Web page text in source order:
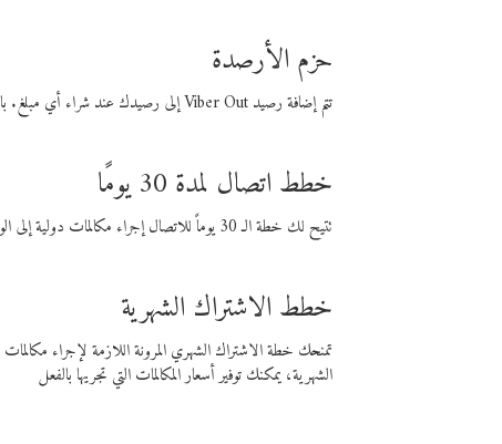
حزم الأرصدة
تتم إضافة رصيد Viber Out إلى رصيدك عند شراء أي مبلغ. باستخدام رصيدك، يمكنك إجراء مكالمات إلى أي رقم في العالم بأسعار فايبر المنخفضة.
خطط اتصال لمدة 30 يومًا
تتيح لك خطة الـ 30 يوماً للاتصال إجراء مكالمات دولية إلى الوجهة التي تختارها لمدة 30 يوماً بأسعار فايبر المنخفضة.
خطط الاشتراك الشهرية
تمنحك خطة الاشتراك الشهري المرونة اللازمة لإجراء
الشهرية، يمكنك توفير أسعار المكالمات التي تجريها بالفعل